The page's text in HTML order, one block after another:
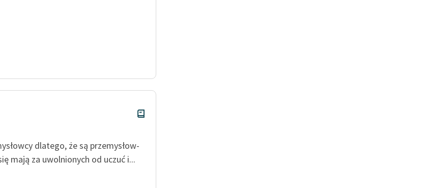
dlatego, że są przemysłow­
mają za uwolnionych od uczuć i...